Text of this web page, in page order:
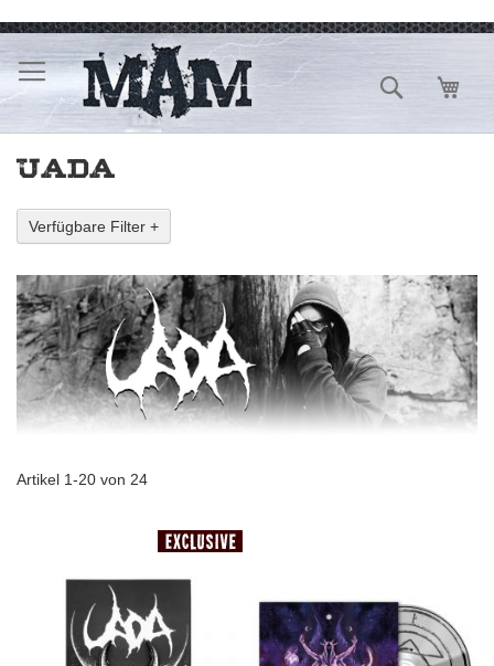
Direkt
zum
Inhalt
Suche
UADA
Verfügbare Filter +
Artikel 1-20 von 24